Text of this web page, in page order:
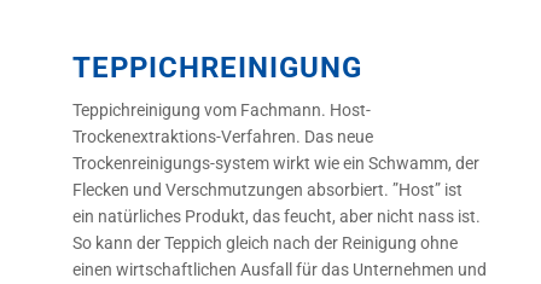
TEPPICHREINIGUNG
Teppichreinigung vom Fachmann. Host-
Trockenextraktions-Verfahren. Das neue
Trockenreinigungs-system wirkt wie ein Schwamm, der
Flecken und Verschmutzungen absorbiert. ”Host” ist
ein natürliches Produkt, das feucht, aber nicht nass ist.
So kann der Teppich gleich nach der Reinigung ohne
einen wirtschaftlichen Ausfall für das Unternehmen und